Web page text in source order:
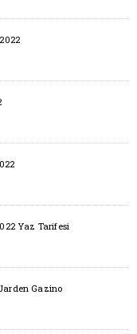
Yaz Tarifesi
Gazino